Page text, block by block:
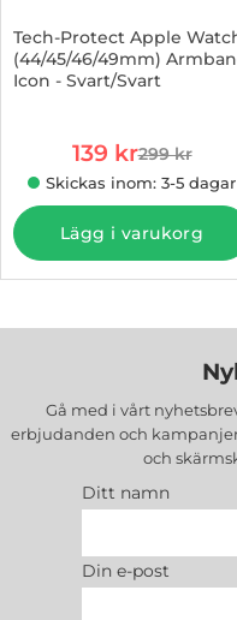
Tech-Protect Apple
(44/45/46/49mm)
Icon - Svart/Svart
rea pris
139 krtidigare pris
299 kr
Skickas inom: 3-5 dagar
Lägg i varukorg
Gå med i vårt
erbjudanden och
och
Ditt namn
Din e-post